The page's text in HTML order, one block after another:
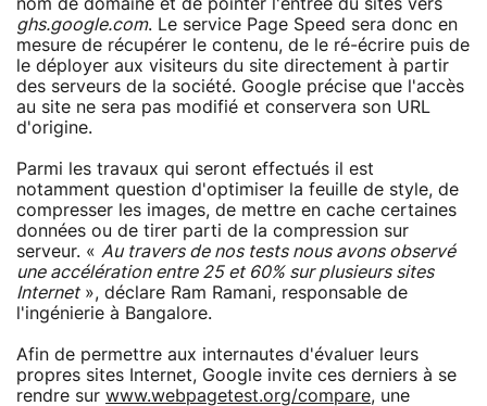
nom de domaine et de pointer l'entrée du sites vers
ghs.google.com. Le service Page Speed sera donc en
mesure de récupérer le contenu, de le ré-écrire puis de
le déployer aux visiteurs du site directement à partir
des serveurs de la société. Google précise que l'accès
au site ne sera pas modifié et conservera son URL
d'origine.
Parmi les travaux qui seront effectués il est
notamment question d'optimiser la feuille de style, de
compresser les images, de mettre en cache certaines
données ou de tirer parti de la compression sur
serveur. « Au travers de nos tests nous avons observé
une accélération entre 25 et 60% sur plusieurs sites
Internet», déclare Ram Ramani, responsable de
l'ingénierie à Bangalore.
Afin de permettre aux internautes d'évaluer leurs
propres sites Internet, Google invite ces derniers à se
rendre sur www.webpagetest.org/compare, une